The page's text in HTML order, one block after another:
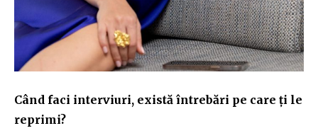
Când faci interviuri, există întrebări pe care ți le
reprimi?